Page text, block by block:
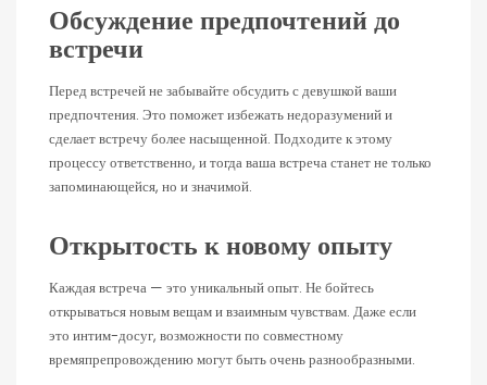
Обсуждение предпочтений до
встречи
Перед встречей не забывайте обсудить с девушкой ваши
предпочтения. Это поможет избежать недоразумений и
сделает встречу более насыщенной. Подходите к этому
процессу ответственно, и тогда ваша встреча станет не только
запоминающейся, но и значимой.
Открытость к новому опыту
Каждая встреча — это уникальный опыт. Не бойтесь
открываться новым вещам и взаимным чувствам. Даже если
это интим-досуг, возможности по совместному
времяпрепровождению могут быть очень разнообразными.